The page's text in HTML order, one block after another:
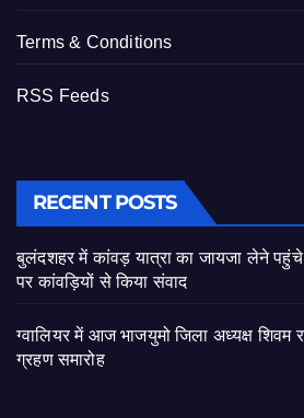
Terms & Conditions
RSS Feeds
RECENT POSTS
बुलंदशहर में कांवड़ यात्रा का जायजा लेने पहुंचे
पर कांवड़ियों से किया संवाद
ग्वालियर में आज भाजयुमो जिला अध्यक्ष शिवम
ग्रहण समारोह